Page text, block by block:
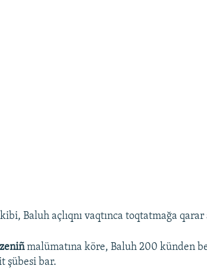
Baluh açlıqnı vaqtınca toqtatmağa qarar
malümatına köre, Baluh 200 künden
şübesi bar.